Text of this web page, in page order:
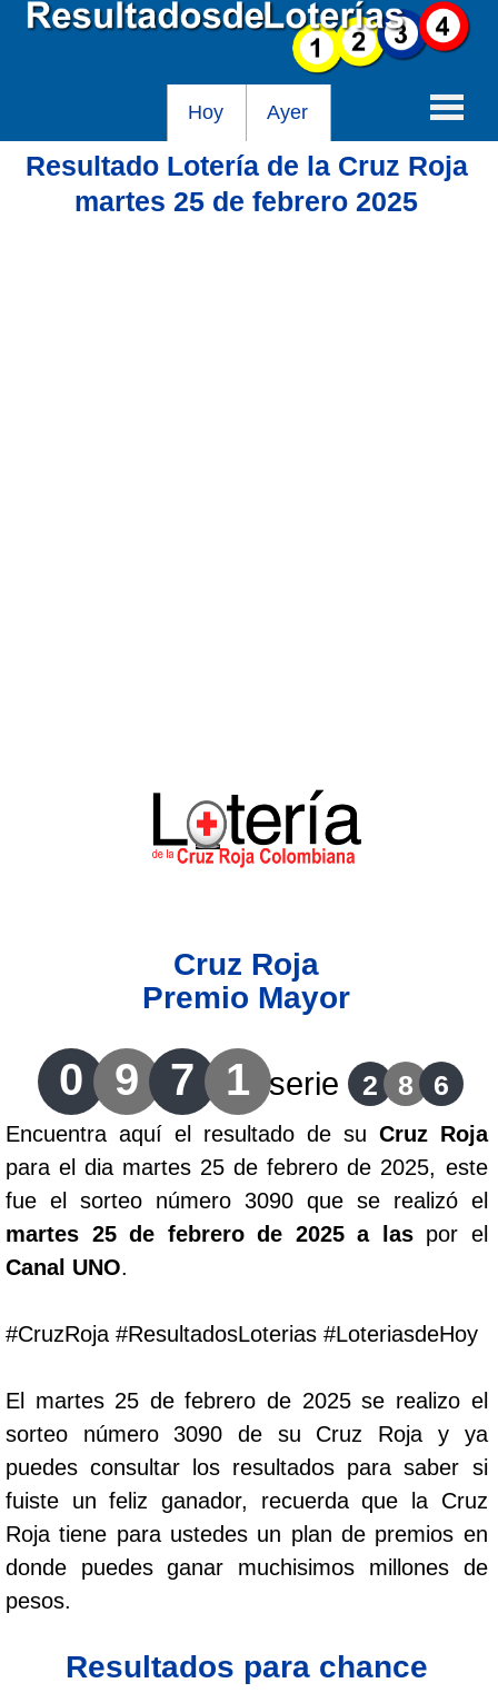
Hoy Ayer
Baloto
Lotería de Risaralda
Lotería de Santander
Lotería del Cauca
Lotería de Boyaca
Extra de Colombia
Antioqueñita Día
Astro Luna
Cafeterito Tarde
Cafeterito Noche
Resultado Lotería de la Cruz Roja
martes 25 de febrero 2025
Cruz Roja
Premio Mayor
0 9 7 1 serie 2 8 6
Encuentra aquí el resultado de su Cruz Roja
para el dia martes 25 de febrero de 2025, este
fue el sorteo número 3090 que se realizó el
martes 25 de febrero de 2025 a las por el
Canal UNO.
#CruzRoja #ResultadosLoterias #LoteriasdeHoy
El martes 25 de febrero de 2025 se realizo el
sorteo número 3090 de su Cruz Roja y ya
puedes consultar los resultados para saber si
fuiste un feliz ganador, recuerda que la Cruz
Roja tiene para ustedes un plan de premios en
donde puedes ganar muchisimos millones de
pesos.
Resultados para chance